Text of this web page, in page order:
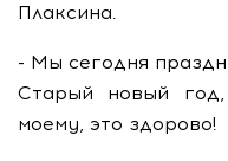
Плаксина.
- Мы сегодня
Старый новый
моему, это здорово!